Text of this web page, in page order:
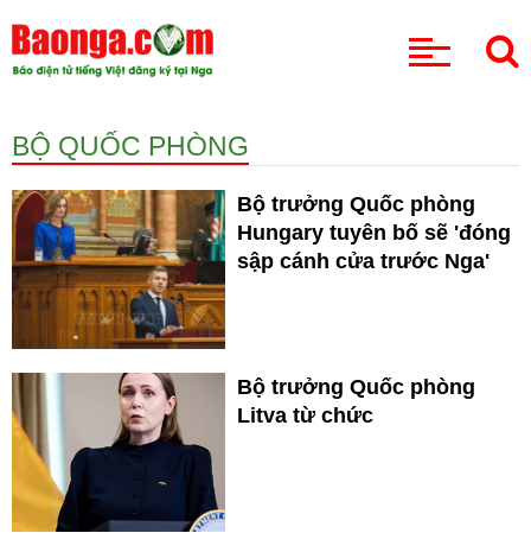
BỘ QUỐC PHÒNG
Bộ trưởng Quốc phòng
Hungary tuyên bố sẽ 'đóng
sập cánh cửa trước Nga'
Bộ trưởng Quốc phòng
Litva từ chức